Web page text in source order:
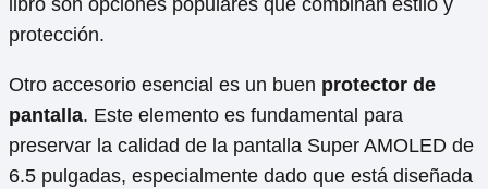
libro son opciones populares que combinan estilo y
protección.
Otro accesorio esencial es un buen protector de
pantalla. Este elemento es fundamental para
preservar la calidad de la pantalla Super AMOLED de
6.5 pulgadas, especialmente dado que está diseñada